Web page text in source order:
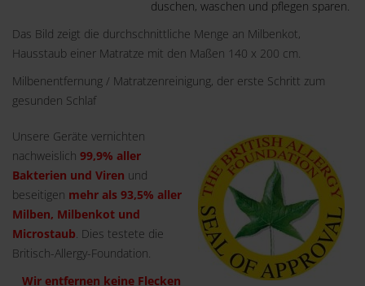
duschen, waschen und pflegen sparen.
Das Bild zeigt die durchschnittliche Menge an Milbenkot,
Hausstaub einer Matratze mit den Maßen 140 x 200 cm.
Milbenentfernung / Matratzenreinigung, der erste Schritt zum
gesunden Schlaf
Unsere Geräte vernichten
nachweislich 99,9% aller
Bakterien und Viren und
beseitigen mehr als 93,5% aller
Milben, Milbenkot und
Microstaub. Dies testete die
Britisch-Allergy-Foundation.
Wir entfernen keineFlecken